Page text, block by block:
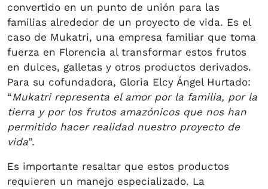
convertido en un punto de unión para las
familias alrededor de un proyecto de vida. Es el
caso de Mukatri, una empresa familiar que toma
fuerza en Florencia al transformar estos frutos
en dulces, galletas y otros productos derivados.
Para su cofundadora, Gloria Elcy Ángel Hurtado:
“Mukatri representa el amor por la familia, por la
tierra y por los frutos amazónicos que nos han
permitido hacer realidad nuestro proyecto de
vida”.
Es importante resaltar que estos productos
requieren un manejo especializado. La